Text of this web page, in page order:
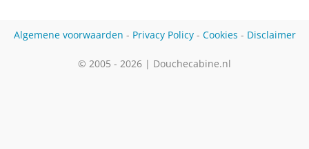
Algemene voorwaarden - Privacy Policy- Cookies - Disclaimer
© 2005 - 2026 | Douchecabine.nl